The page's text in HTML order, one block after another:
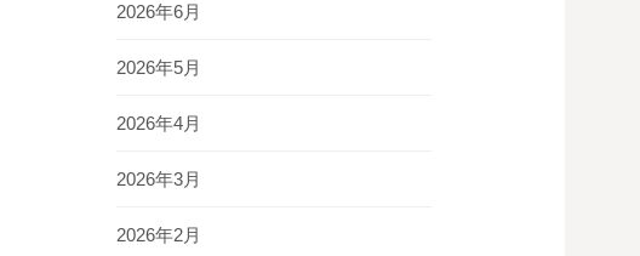
2026年6月
2026年5月
2026年4月
2026年3月
2026年2月